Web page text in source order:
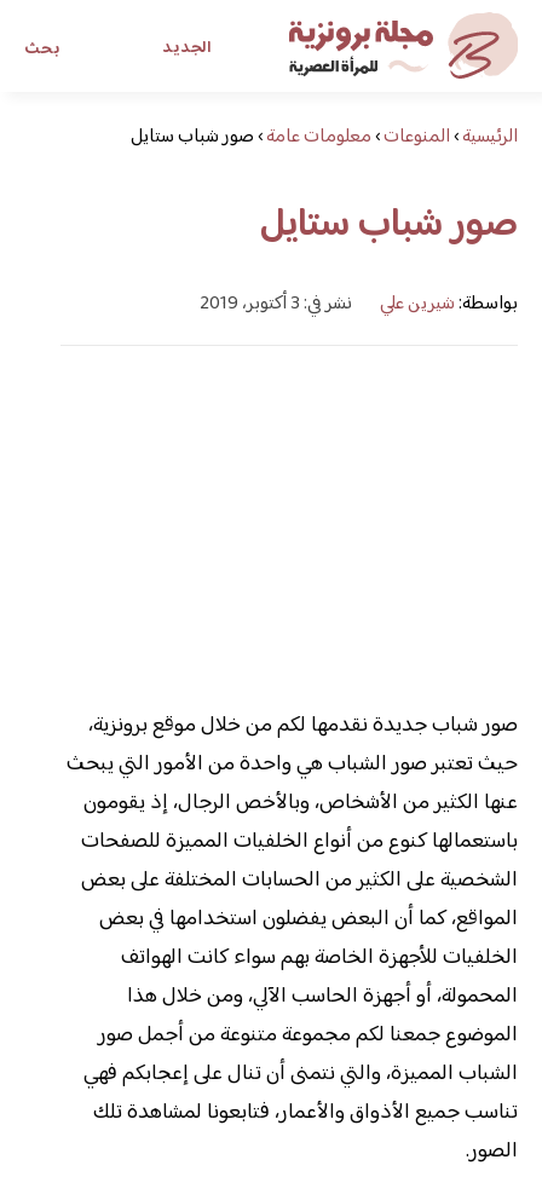
بحث الجديد
مجلة برونزية للفتاة العصرية
ابحث عن أي موضوع يهمك
الرئيسية›المنوعات›معلومات عامة›صور شباب ستايل
صور شباب ستايل
بواسطة:شيرين علي نشر في: 3 أكتوبر، 2019
صور شباب جديدة نقدمها لكم من خلال موقع برونزية،
حيث تعتبر صور الشباب هي واحدة من الأمور التي يبحث
عنها الكثير من الأشخاص، وبالأخص الرجال، إذ يقومون
باستعمالها كنوع من أنواع الخلفيات المميزة للصفحات
الشخصية على الكثير من الحسابات المختلفة على بعض
المواقع، كما أن البعض يفضلون استخدامها في بعض
الخلفيات للأجهزة الخاصة بهم سواء كانت الهواتف
المحمولة، أو أجهزة الحاسب الآلي، ومن خلال هذا
الموضوع جمعنا لكم مجموعة متنوعة من أجمل صور
الشباب المميزة، والتي نتمنى أن تنال على إعجابكم فهي
تناسب جميع الأذواق والأعمار، فتابعونا لمشاهدة تلك
الصور.